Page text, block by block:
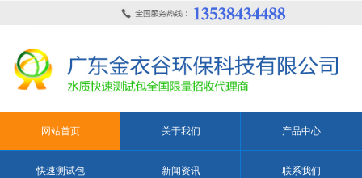
网站首页 关于我们 产品中心
快速测试包 新闻资讯 联系我们